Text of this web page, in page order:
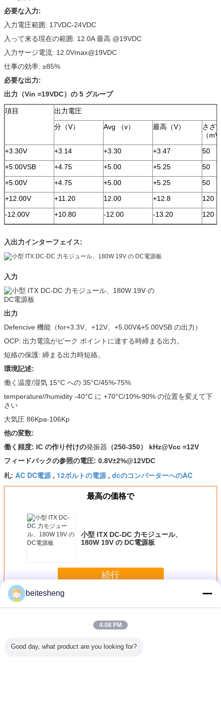
必要な入力:
入力電圧範囲: 17VDC-24VDC
入って来る現在の範囲: 12.0A 最高 @19VDC
入力サージ電流: 12.0Vmax@19VDC
仕事の効率: ≥85%
必要な出力:
出力（Vin =19VDC）の 5 グループ
項目
出力電圧
分（V）
Avg （v） 最高（V）
さざ
（
+3.30V
+3.14 +3.30 +3.47
50
+5.00VSB
+4.75 +5.00 +5.25
50
+5.00V
+4.75 +5.00 +5.25
50
+12.00V
+11.20 12.00 +12.8
120
-12.00V
+10.80 -12.00 -13.20 120
入出力インターフェイス:
入力
出力
Defencive 機能（for+3.3V、+12V、+5.00V&+5.00VSB の出力）
OCP: 出力電流がピーク ポイントに達する時締まる出力。
短絡の保護: 締まる出力時短絡。
環境記述:
働く温度/湿気 15°C への 35°C/45%-75%
temperature//humidity -40°C に +70°C/10%-90% の位置を変えて下
さい
大気圧 86Kpa-106Kp
他の変数:
働く頻度: IC の作り付けの発振器 （250-350） kHz@Vcc =12V
フィードバックの参照の電圧: 0.8V±2%@12VDC
札: AC DC電源, 12ボルトの電源, dcのコンバーターへのAC
最高の価格で
小型 ITX DC-DC 力モジュール、
180W 19V の DC電源板
続行
多くAC-DC の電源
beitesheng
4:08 PM
Good day, what product are you looking for?